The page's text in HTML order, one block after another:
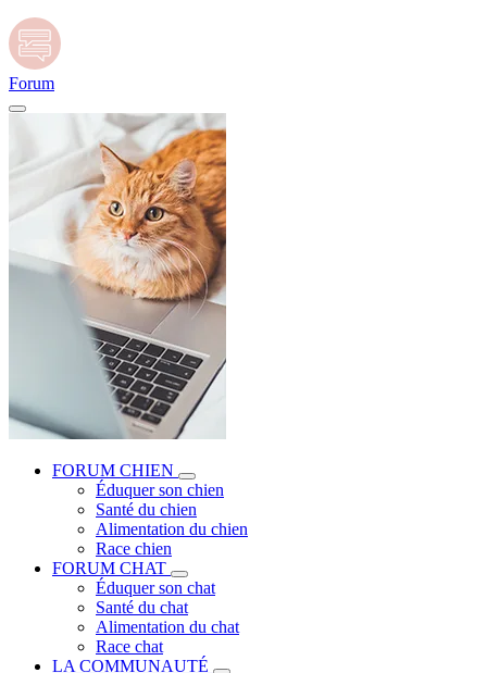
Forum
FORUM CHIEN
Éduquer son chien
Santé du chien
Alimentation du chien
Race chien
FORUM CHAT
Éduquer son chat
Santé du chat
Alimentation du chat
Race chat
LA COMMUNAUTÉ